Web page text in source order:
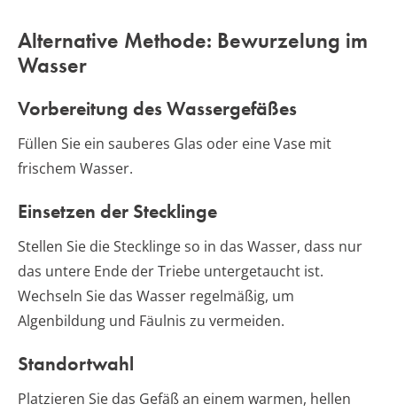
Alternative Methode: Bewurzelung im
Wasser
Vorbereitung des Wassergefäßes
Füllen Sie ein sauberes Glas oder eine Vase mit
frischem Wasser.
Einsetzen der Stecklinge
Stellen Sie die Stecklinge so in das Wasser, dass nur
das untere Ende der Triebe untergetaucht ist.
Wechseln Sie das Wasser regelmäßig, um
Algenbildung und Fäulnis zu vermeiden.
Standortwahl
Platzieren Sie das Gefäß an einem warmen, hellen